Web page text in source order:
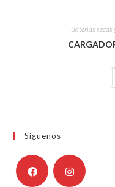
Baterías secas
Síguenos